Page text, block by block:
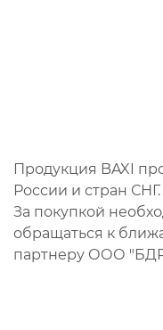
Продукция BAXI
России и стран СНГ.
За покупкой
обращаться к
партнеру ООО